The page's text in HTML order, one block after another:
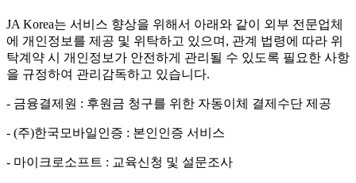
JA Korea는 서비스 향상을 위해서 아래와 같이 외부 전문업체
에 개인정보를 제공 및 위탁하고 있으며, 관계 법령에 따라 위
탁계약 시 개인정보가 안전하게 관리될 수 있도록 필요한 사항
을 규정하여 관리감독하고 있습니다.
- 금융결제원 : 후원금 청구를 위한 자동이체 결제수단 제공
- (주)한국모바일인증 : 본인인증 서비스
- 마이크로소프트 : 교육신청 및 설문조사